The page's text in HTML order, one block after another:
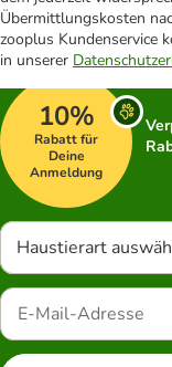
Übermittlungskosten
zooplus Kundenservice
in unserer
10%
Rabatt für
Deine
Anmeldung
Haustierart